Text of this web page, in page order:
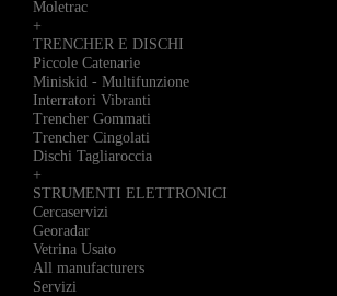
Moletrac
+
TRENCHER E DISCHI
Piccole Catenarie
Miniskid - Multifunzione
Interratori Vibranti
Trencher Gommati
Trencher Cingolati
Dischi Tagliaroccia
+
STRUMENTI ELETTRONICI
Cercaservizi
Georadar
Vetrina Usato
All manufacturers
Servizi